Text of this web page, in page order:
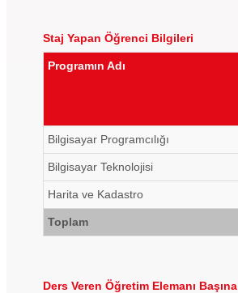
Staj Yapan Öğrenci Bilgileri
Programın Adı
Bilgisayar Programcılığı
Bilgisayar Teknolojisi
Harita ve Kadastro
Toplam
Ders Veren Öğretim Elemanı